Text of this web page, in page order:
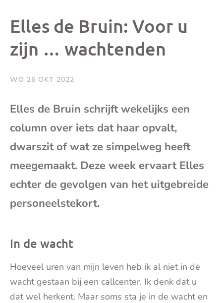
bericht
Elles de Bruin: Voor u
zijn … wachtenden
WO 26 OKT 2022
Elles de Bruin schrijft wekelijks een
column over iets dat haar opvalt,
dwarszit of wat ze simpelweg heeft
meegemaakt. Deze week ervaart Elles
echter de gevolgen van het uitgebreide
personeelstekort.
In de wacht
Hoeveel uren van mijn leven heb ik al niet in de
wacht gestaan bij een callcenter. Ik denk dat u
dat wel herkent. Maar soms sta je in de wacht en